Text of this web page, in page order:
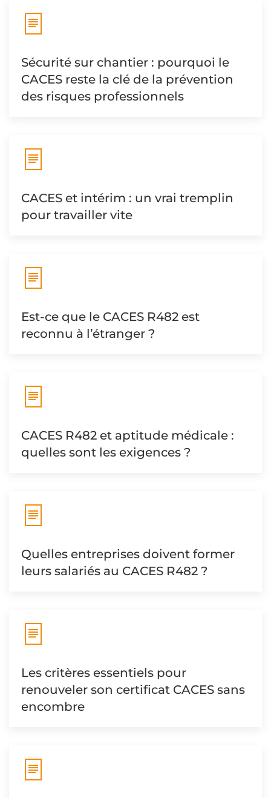
Sécurité sur chantier : pourquoi le
CACES reste la clé de la prévention
des risques professionnels
CACES et intérim : un vrai tremplin
pour travailler vite
Est-ce que le CACES R482 est
reconnu à l’étranger ?
CACES R482 et aptitude médicale :
quelles sont les exigences ?
Quelles entreprises doivent former
leurs salariés au CACES R482 ?
Les critères essentiels pour
renouveler son certificat CACES sans
encombre